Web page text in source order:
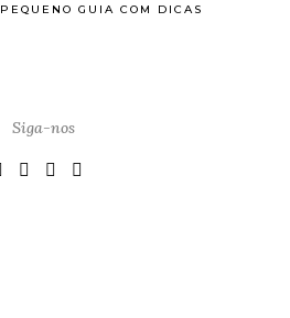
PEQUENO GUIA COM DICAS
Siga-nos